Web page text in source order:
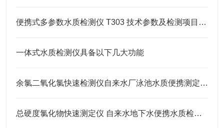
便携式多参数水质检测仪 T303 技术参数及检测项目大全
一体式水质检测仪具备以下几大功能
余氯二氧化氯快速检测仪自来水厂泳池水质便携测定设备
总硬度氯化物快速测定仪 自来水地下水便携水质检测设备